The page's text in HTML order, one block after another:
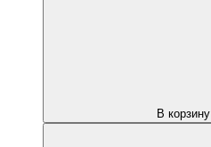
В корзину